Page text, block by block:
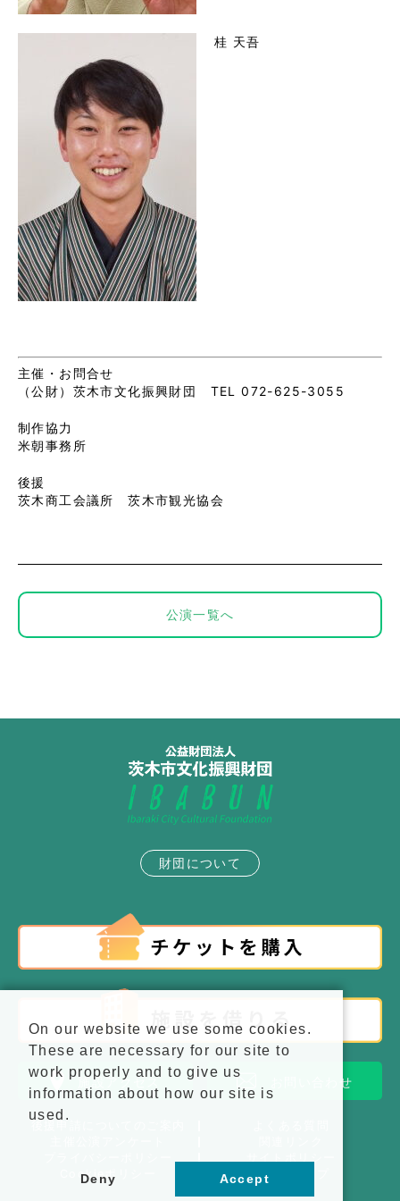
桂 天吾
主催・お問合せ
（公財）茨木市文化振興財団 TEL 072-625-3055
制作協力
米朝事務所
後援
茨木商工会議所 茨木市観光協会
公演一覧へ
財団について
施設アクセス お問い合わせ
Cookieポリシー
サイトマップ
On our website we use some cookies.
These are necessary for our site to
work properly and to give us
information about how our site is
used.
Deny Accept